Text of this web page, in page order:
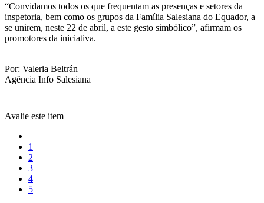
“Convidamos todos os que frequentam as presenças e setores da
inspetoria, bem como os grupos da Família Salesiana do Equador, a
se unirem, neste 22 de abril, a este gesto simbólico”, afirmam os
promotores da iniciativa.
Por: Valeria Beltrán
Agência Info Salesiana
Avalie este item
1
2
3
4
5